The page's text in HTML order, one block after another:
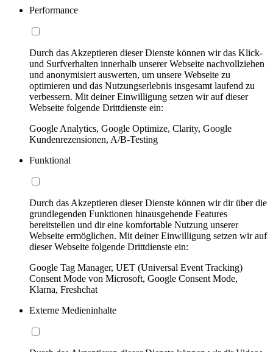
Performance
Durch das Akzeptieren dieser Dienste können wir das Klick-
und Surfverhalten innerhalb unserer Webseite nachvollziehen
und anonymisiert auswerten, um unsere Webseite zu
optimieren und das Nutzungserlebnis insgesamt laufend zu
verbessern. Mit deiner Einwilligung setzen wir auf dieser
Webseite folgende Drittdienste ein:
Google Analytics, Google Optimize, Clarity, Google
Kundenrezensionen, A/B-Testing
Funktional
Durch das Akzeptieren dieser Dienste können wir dir über die
grundlegenden Funktionen hinausgehende Features
bereitstellen und dir eine komfortable Nutzung unserer
Webseite ermöglichen. Mit deiner Einwilligung setzen wir auf
dieser Webseite folgende Drittdienste ein:
Google Tag Manager, UET (Universal Event Tracking)
Consent Mode von Microsoft, Google Consent Mode,
Klarna, Freshchat
Externe Medieninhalte